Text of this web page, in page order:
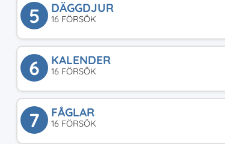
5 DÄGGDJUR
16 FÖRSÖK
6 KALENDER
16 FÖRSÖK
7 FÅGLAR
16 FÖRSÖK